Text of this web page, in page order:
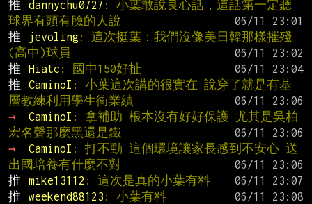
推
dannychu0727 : 小葉敢說良心話，這話第一定聽
球界有頭有臉的人說
推
jevoling: 這次挺葉：我們沒像美日韓那樣摧殘
(高中)球員
推
Hiatc : 國中150好扯
推
CaminoI : 小葉這次講的很實在 說穿了就是有基
層教練利用學生衝業績
→
CaminoI : 拿補助 根本沒有好好保護 尤其是吳柏
宏名聲那麼黑還是鐵
→
CaminoI : 打不動 這個環境讓家長感到不安心 送
出國培養有什麼不對
推
mike13112 : 這次是真的小葉有料
推
weekend88123 : 小葉有料